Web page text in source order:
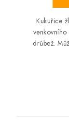
Kukuřice
drůbež.